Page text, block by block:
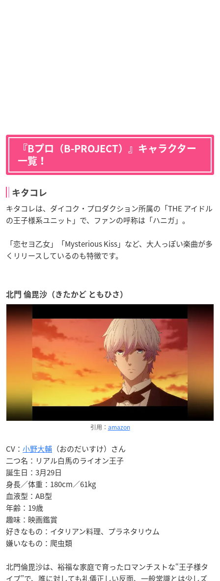
『Bプロ（B-PROJECT）』キャラクター
一覧！
キタコレ
キタコレは、ダイコク・プロダクション所属の「THE アイドル
の王子様系ユニット」で、ファンの呼称は「ハニガ」。
「恋セヨ乙女」「Mysterious Kiss」など、大人っぽい楽曲が多
くリリースしているのも特徴です。
北門 倫毘沙（きたかど ともひさ）
引用： amazon
CV： 小野大輔 （おのだいすけ）さん
二つ名：リアル白馬のライオン王子
誕生日：3月29日
身長／体重：180cm／61kg
血液型：AB型
年齢：19歳
趣味：映画鑑賞
好きなもの：イタリアン料理、プラネタリウム
嫌いなもの：爬虫類
北門倫毘沙は、裕福な家庭で育ったロマンチストな“王子様タ
イプ”で、誰に対しても礼儀正しい反面、一般常識とは少しズ